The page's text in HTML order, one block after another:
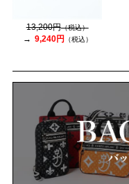
13,200円（税込）
9,240円 （税込）